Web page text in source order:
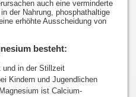
auch eine verminderte
der Nahrung, phosphathaltige
erhöhte Ausscheidung von
besteht:
und in der Stillzeit
Kindern und Jugendlichen
ist Calcium-